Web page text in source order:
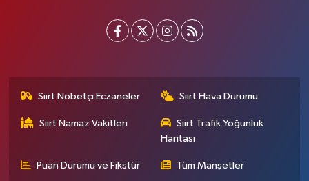
Siirt Nöbetçi Eczaneler Siirt Hava Durumu
Siirt Namaz Vakitleri
Siirt Trafik Yoğunluk
Haritası
Puan Durumu ve Fikstür Tüm Manşetler